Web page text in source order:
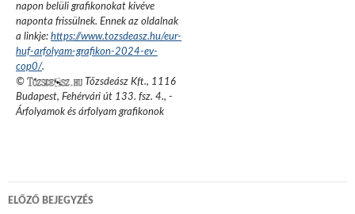
napon belüli grafikonokat kivéve
naponta frissülnek. Ennek az oldalnak
a linkje: https://www.tozsdeasz.hu/eur-
huf-arfolyam-grafikon-2024-ev-
cop0/.
©
Tőzsdeász Kft., 1116
Budapest, Fehérvári út 133. fsz. 4., -
Árfolyamok és árfolyam grafikonok
Bejegyzés
navigáció
ELŐZŐ BEJEGYZÉS